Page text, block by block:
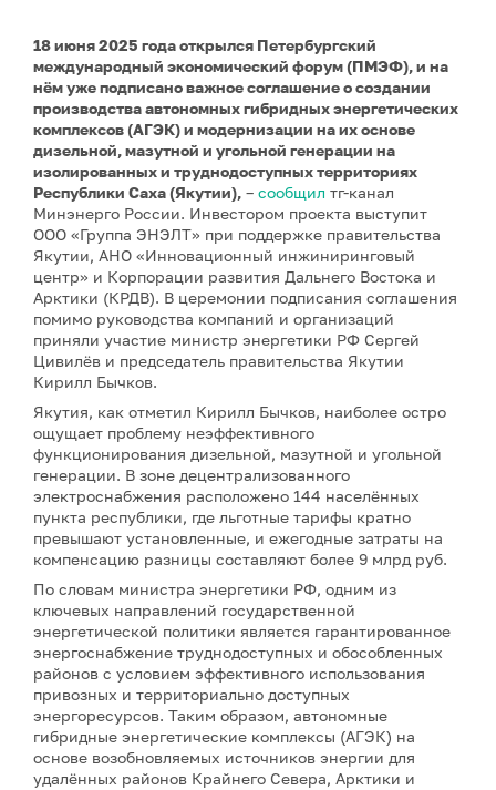
18 июня 2025 года открылся Петербургский
международный экономический форум (ПМЭФ), и на
нём уже подписано важное соглашение о создании
производства автономных гибридных энергетических
комплексов (АГЭК) и модернизации на их основе
дизельной, мазутной и угольной генерации на
изолированных и труднодоступных территориях
Республики Саха (Якутии), – сообщил тг-канал
Минэнерго России. Инвестором проекта выступит
ООО «Группа ЭНЭЛТ» при поддержке правительства
Якутии, АНО «Инновационный инжиниринговый
центр» и Корпорации развития Дальнего Востока и
Арктики (КРДВ). В церемонии подписания соглашения
помимо руководства компаний и организаций
приняли участие министр энергетики РФ Сергей
Цивилёв и председатель правительства Якутии
Кирилл Бычков.
Якутия, как отметил Кирилл Бычков, наиболее остро
ощущает проблему неэффективного
функционирования дизельной, мазутной и угольной
генерации. В зоне децентрализованного
электроснабжения расположено 144 населённых
пункта республики, где льготные тарифы кратно
превышают установленные, и ежегодные затраты на
компенсацию разницы составляют более 9 млрд руб.
По словам министра энергетики РФ, одним из
ключевых направлений государственной
энергетической политики является гарантированное
энергоснабжение труднодоступных и обособленных
районов с условием эффективного использования
привозных и территориально доступных
энергоресурсов. Таким образом, автономные
гибридные энергетические комплексы (АГЭК) на
основе возобновляемых источников энергии для
удалённых районов Крайнего Севера, Арктики и